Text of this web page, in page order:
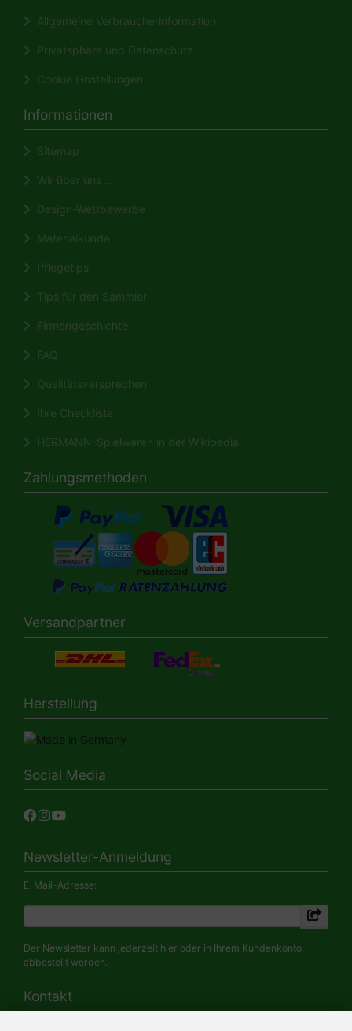
Allgemeine Verbraucherinformation
Privatsphäre und Datenschutz
Cookie Einstellungen
Informationen
Sitemap
Wir über uns ...
Design-Wettbewerbe
Materialkunde
Pflegetips
Tips für den Sammler
Firmengeschichte
FAQ
Qualitätsversprechen
Ihre Checkliste
HERMANN-Spielwaren in der Wikipedia
Zahlungsmethoden
Versandpartner
Herstellung
Social Media
Newsletter-Anmeldung
E-Mail-Adresse:
Der Newsletter kann jederzeit hier oder in Ihrem Kundenkonto
abbestellt werden.
Kontakt